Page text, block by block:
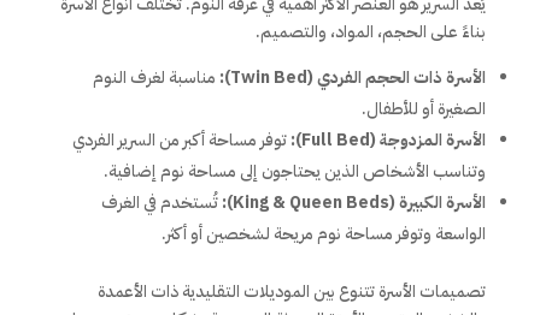
بناءً على الحجم، المواد، والتصميم.
الأسرة ذات الحجم الفردي (Twin Bed):
مناسبة لغرف النوم
الصغيرة أو للأطفال.
الأسرة المزدوجة (Full Bed):
توفر مساحة أكبر من السرير الفردي
وتناسب الأشخاص الذين يحتاجون إلى مساحة نوم إضافية.
الأسرة الكبيرة (King & Queen Beds):
تُستخدم في الغرف
الواسعة وتوفر مساحة نوم مريحة لشخصين أو أكثر.
تصميمات الأسرة تتنوع بين الموديلات التقليدية ذات الأعمدة